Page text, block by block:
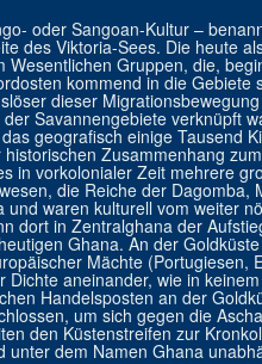
oder Sangoan-Kultur –
des Viktoria-Sees. Die heute
Gruppen, die,
kommend in die Gebiete
dieser
Savannengebiete verknüpft
geografisch einige Tausend
Zusammenhang
in vorkolonialer Zeit mehrere
die Reiche der Dagomba,
waren kulturell vom weiter
dort in Zentralghana der
Ghana. An der
Mächte (Portugiesen,
aneinander, wie in
Handelsposten an der
um sich gegen die
den Küstenstreifen zur
unter dem Namen Ghana